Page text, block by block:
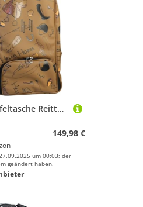
Sport Tent Stiefeltasche Reittasche für Helm und Stiefel Kombitasche Reitrucksack Wasserdicht Reitstiefel Tasche Beutel für Reiter Boots Bag Braun (Braun2)
149,98 €
um 00:03; der
geändert haben.